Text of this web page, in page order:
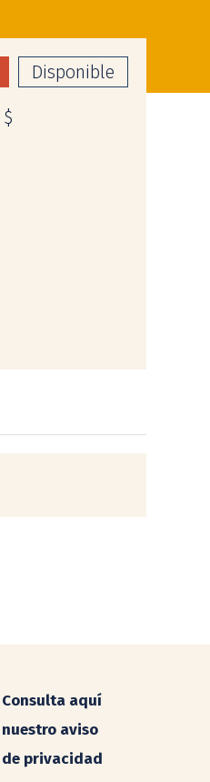
Disponible
$
Consulta aquí
nuestro aviso
de privacidad